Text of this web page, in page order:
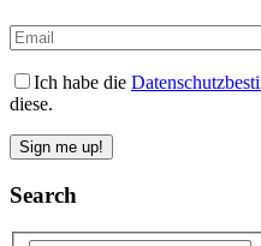
Ich habe die
diese.
Search